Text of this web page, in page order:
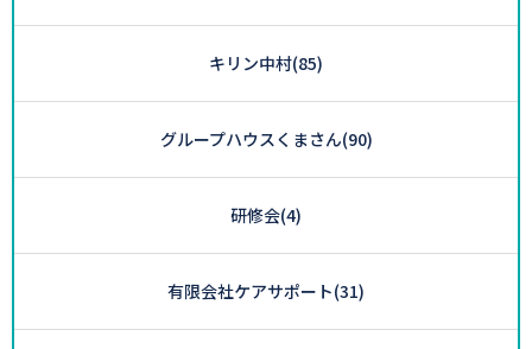
キリン中村(85)
グループハウスくまさん(90)
研修会(4)
有限会社ケアサポート(31)